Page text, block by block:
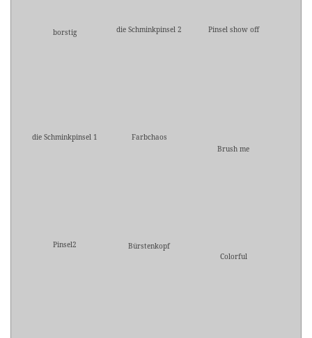
borstig die Schminkpinsel 2 Pinsel show off
die Schminkpinsel 1
Farbchaos
Brush me
Pinsel2
Bürstenkopf
Colorful